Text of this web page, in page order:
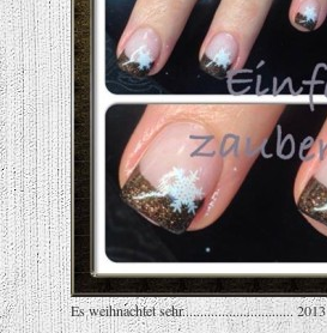
Es weihnachtet sehr............................... 2013